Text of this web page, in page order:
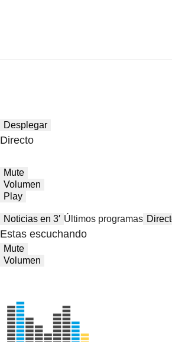
Desplegar
Directo
Mute
Volumen
Play
Noticias en 3′ Últimos programas
Estas escuchando
Mute
Volumen